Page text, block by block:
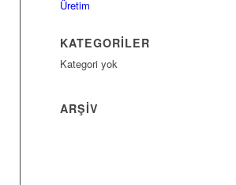
Üretim
KATEGORILER
Kategori yok
ARŞIV